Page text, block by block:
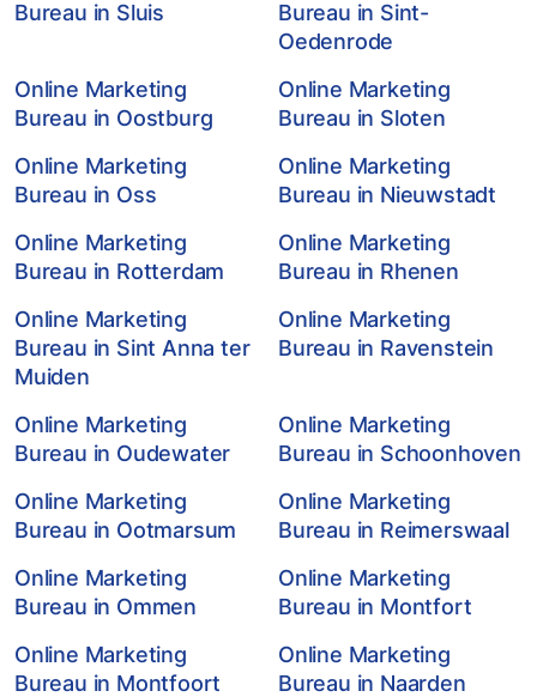
Bureau in Sluis
Bureau in Sint-
Oedenrode
Online Marketing
Bureau in Oostburg
Online Marketing
Bureau in Sloten
Online Marketing
Bureau in Oss
Online Marketing
Bureau in Nieuwstadt
Online Marketing
Bureau in Rotterdam
Online Marketing
Bureau in Rhenen
Online Marketing
Bureau in Sint Anna ter
Muiden
Online Marketing
Bureau in Ravenstein
Online Marketing
Bureau in Oudewater
Online Marketing
Bureau in Schoonhoven
Online Marketing
Bureau in Ootmarsum
Online Marketing
Bureau in Reimerswaal
Online Marketing
Bureau in Ommen
Online Marketing
Bureau in Montfort
Online Marketing
Bureau in Montfoort
Online Marketing
Bureau in Naarden